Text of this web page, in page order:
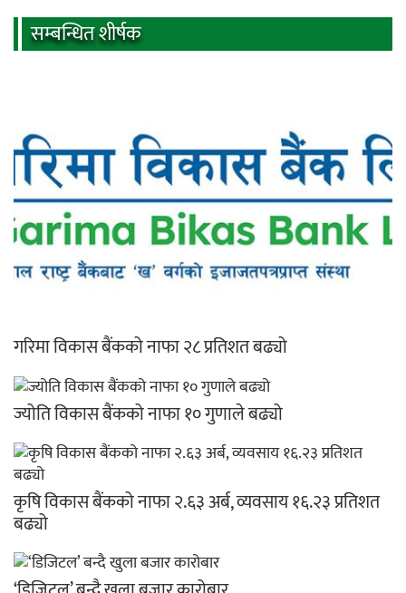
सम्बन्धित शीर्षक
गरिमा विकास बैंकको नाफा २८ प्रतिशत बढ्यो
ज्योति विकास बैंकको नाफा १० गुणाले बढ्यो
कृषि विकास बैंकको नाफा २.६३ अर्ब, व्यवसाय १६.२३ प्रतिशत
बढ्यो